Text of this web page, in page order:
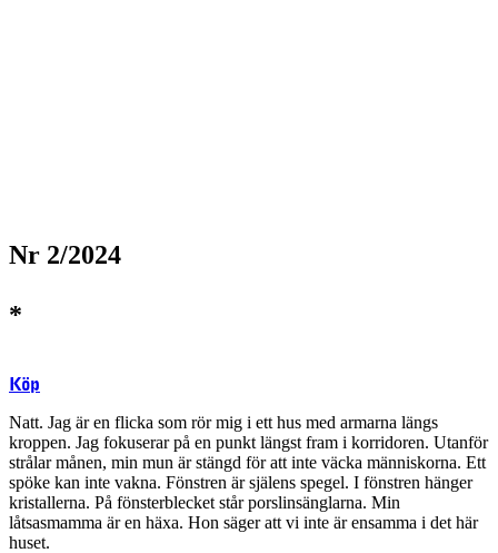
Nr 2/2024
*
Köp
Natt. Jag är en flicka som rör mig i ett hus med armarna längs
kroppen. Jag fokuserar på en punkt längst fram i korridoren. Utanför
strålar månen, min mun är stängd för att inte väcka människorna. Ett
spöke kan inte vakna. Fönstren är själens spegel. I fönstren hänger
kristallerna. På fönsterblecket står porslinsänglarna. Min
låtsasmamma är en häxa. Hon säger att vi inte är ensamma i det här
huset.